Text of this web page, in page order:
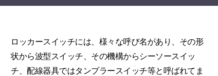
ロッカースイッチには、様々な呼び名があり、その形
状から波型スイッチ、その機構からシーソースイッ
チ、配線器具ではタンプラースイッチ等と呼ばれてま